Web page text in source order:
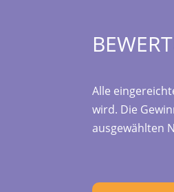
Alle
wird. Die
ausgewählten